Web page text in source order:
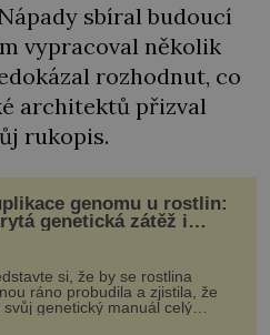
sbíral budoucí
vypracoval několik
rozhodnut, co
architektů přizval
rukopis.
genomu u rostlin:
genetická zátěž i
si, že by se rostlina
ráno probudila a zjistila, že
svůj genetický manuál celý